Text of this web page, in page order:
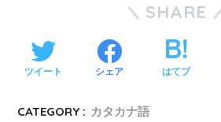
SHARE
ツイート シェア はてブ
CATEGORY : カタカナ語